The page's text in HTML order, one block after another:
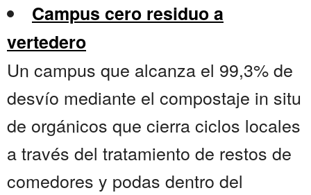
Campus cero residuo a
vertedero
Un campus que alcanza el 99,3% de
desvío mediante el compostaje in situ
de orgánicos que cierra ciclos locales
a través del tratamiento de restos de
comedores y podas dentro del